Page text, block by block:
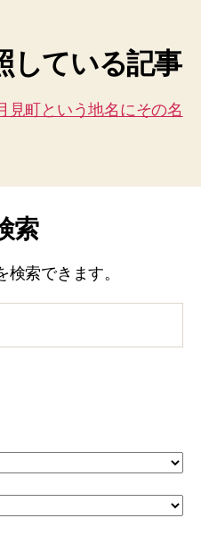
している記事
見町という地名にその名
索
索できます。